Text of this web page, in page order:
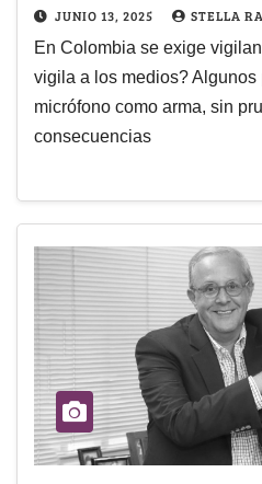
JUNIO 13, 2025 STELLA
En Colombia se exige
vigila a los medios? Algunos
micrófono como arma, sin
consecuencias